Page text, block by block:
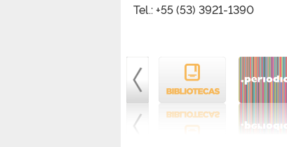
Tel.: +55 (53) 3921-1390